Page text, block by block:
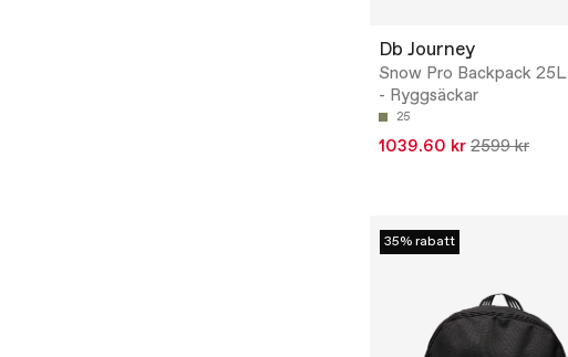
Db Journey
Snow Pro Backpack 25L
- Ryggsäckar
25
1039.60 kr 2599 kr
35% rabatt